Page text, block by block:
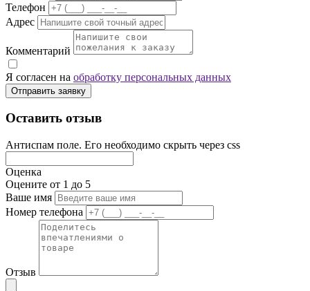
Телефон
Адрес
Комментарий
Я согласен на обработку персональных данных
Отправить заявку
Оставить отзыв
Антиспам поле. Его необходимо скрыть через css
Оценка
Оцените от 1 до 5
Ваше имя
Номер телефона
Отзыв